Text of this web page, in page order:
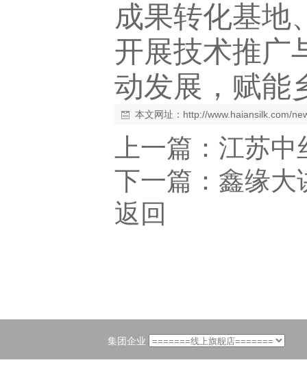
成果转化基地
开展技术推广
动发展，赋能
本文网址： http://www.haiansilk.com/
上一篇： 江苏中
下一篇： 鑫缘大
返回
集团企业